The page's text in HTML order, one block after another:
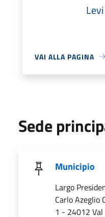
VAI ALLA PAGINA
Sede
Municipio
Largo
Carlo Azeglio
1 - 24012 Val